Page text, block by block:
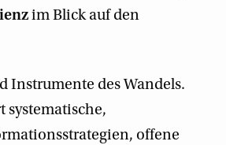
im Blick auf den
Instrumente des Wandels.
systematische,
offene